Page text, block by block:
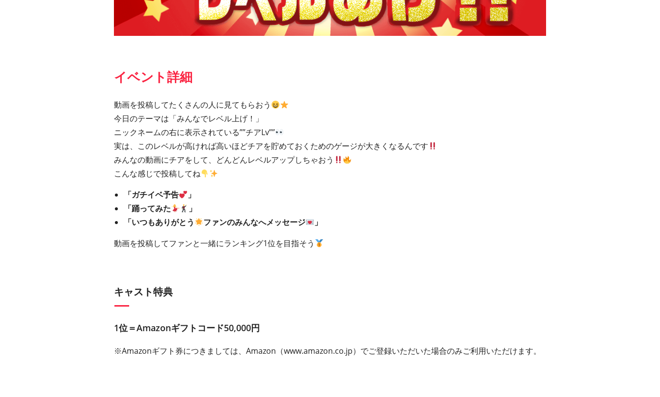
イベント詳細
動画を投稿してたくさんの人に見てもらおう
今日のテーマは「みんなでレベル上げ！」
ニックネームの右に表示されている””チアLv””
実は、このレベルが高ければ高いほどチアを貯めておくためのゲージが大きくなるんです
みんなの動画にチアをして、どんどんレベルアップしちゃおう
こんな感じで投稿してね
「ガチイベ予告
」
「踊ってみた
」
「いつもありがとう
ファンのみんなへメッセージ
」
動画を投稿してファンと一緒にランキング1位を目指そう
キャスト特典
1位＝Amazonギフトコード50,000円
※Amazonギフト券につきましては、Amazon（www.amazon.co.jp）でご登録いただいた場合のみご利用いただけます。